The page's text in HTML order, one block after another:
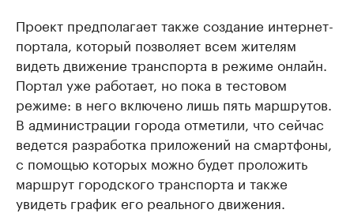
Проект предполагает также создание интернет-
портала, который позволяет всем жителям
видеть движение транспорта в режиме онлайн.
Портал уже работает, но пока в тестовом
режиме: в него включено лишь пять маршрутов.
В администрации города отметили, что сейчас
ведется разработка приложений на смартфоны,
с помощью которых можно будет проложить
маршрут городского транспорта и также
увидеть график его реального движения.